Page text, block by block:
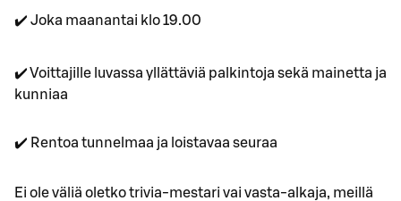
✔️ Joka maanantai klo 19.00
✔️ Voittajille luvassa yllättäviä palkintoja sekä mainetta ja
kunniaa
✔️ Rentoa tunnelmaa ja loistavaa seuraa
Ei ole väliä oletko trivia-mestari vai vasta-alkaja, meillä